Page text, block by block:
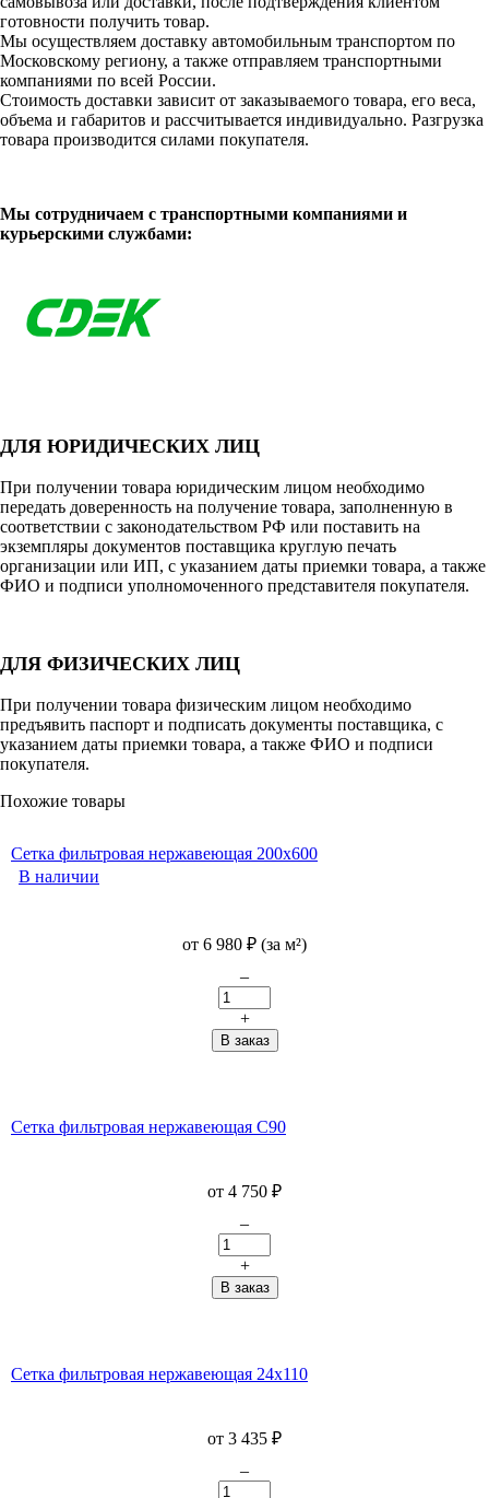
готовности получить товар.
Мы осуществляем доставку автомобильным транспортом по
Московскому региону, а также отправляем транспортными
компаниями по всей России.
Стоимость доставки зависит от заказываемого товара, его веса,
объема и габаритов и рассчитывается индивидуально. Разгрузка
товара производится силами покупателя.
Мы сотрудничаем с транспортными компаниями и
курьерскими службами:
ДЛЯ ЮРИДИЧЕСКИХ ЛИЦ
При получении товара юридическим лицом необходимо
передать доверенность на получение товара, заполненную в
соответствии с законодательством РФ или поставить на
экземпляры документов поставщика круглую печать
организации или ИП, с указанием даты приемки товара, а также
ФИО и подписи уполномоченного представителя покупателя.
ДЛЯ ФИЗИЧЕСКИХ ЛИЦ
При получении товара физическим лицом необходимо
предъявить паспорт и подписать документы поставщика, с
указанием даты приемки товара, а также ФИО и подписи
покупателя.
Похожие товары
Сетка фильтровая нержавеющая 200х600
В наличии
от 6 980 ₽ (за м²)
–
+
Сетка фильтровая нержавеющая С90
от 4 750 ₽
–
+
Сетка фильтровая нержавеющая 24x110
от 3 435 ₽
–